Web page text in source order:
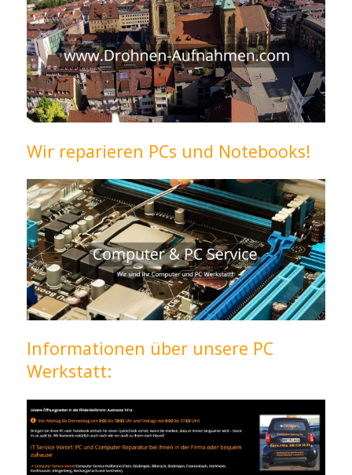
Wir reparieren PCs und Notebooks!
Informationen über unsere PC
Werkstatt: